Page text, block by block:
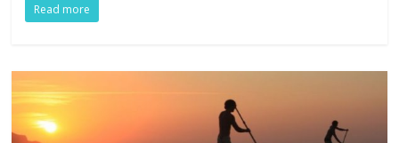
Read more